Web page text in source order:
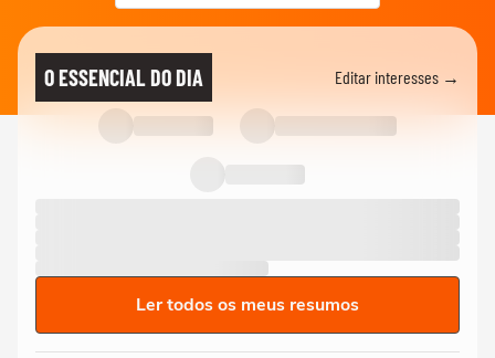
O ESSENCIAL DO DIA Editar interesses →
Ler todos os meus resumos